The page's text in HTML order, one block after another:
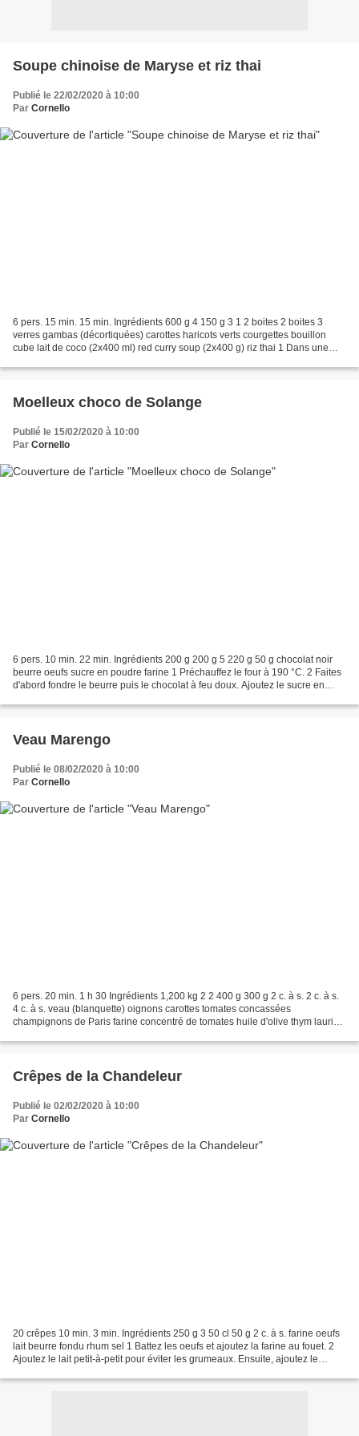
Soupe chinoise de Maryse et riz thai
Publié le 22/02/2020 à 10:00
Par Cornello
6 pers. 15 min. 15 min. Ingrédients 600 g 4 150 g 3 1 2 boites 2 boites 3
verres gambas (décortiquées) carottes haricots verts courgettes bouillon
cube lait de coco (2x400 ml) red curry soup (2x400 g) riz thai 1 Dans une
Moelleux choco de Solange
Publié le 15/02/2020 à 10:00
Par Cornello
6 pers. 10 min. 22 min. Ingrédients 200 g 200 g 5 220 g 50 g chocolat noir
beurre oeufs sucre en poudre farine 1 Préchauffez le four à 190 °C. 2 Faites
d'abord fondre le beurre puis le chocolat à feu doux. Ajoutez le sucre en
Veau Marengo
Publié le 08/02/2020 à 10:00
Par Cornello
6 pers. 20 min. 1 h 30 Ingrédients 1,200 kg 2 2 400 g 300 g 2 c. à s. 2 c. à s.
4 c. à s. veau (blanquette) oignons carottes tomates concassées
champignons de Paris farine concentré de tomates huile d'olive thym laurier
Crêpes de la Chandeleur
Publié le 02/02/2020 à 10:00
Par Cornello
20 crêpes 10 min. 3 min. Ingrédients 250 g 3 50 cl 50 g 2 c. à s. farine oeufs
lait beurre fondu rhum sel 1 Battez les oeufs et ajoutez la farine au fouet. 2
Ajoutez le lait petit-à-petit pour éviter les grumeaux. Ensuite, ajoutez le